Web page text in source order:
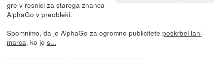
gre v resnici za starega znanca
AlphaGo v preobleki.
Spomnimo, da je AlphaGo za ogromno publicitete poskrbel lani
marca, ko je s...